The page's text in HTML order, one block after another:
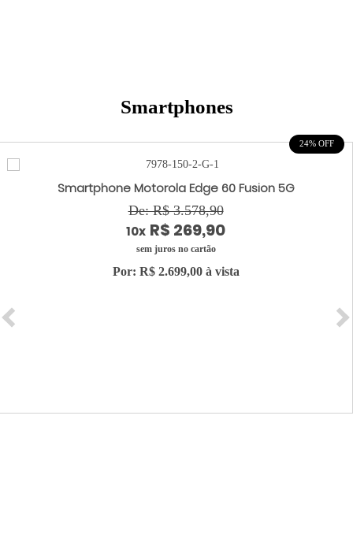
Smartphones
24% OFF
Smartphone Motorola Edge 60 Fusion 5G
De: R$ 3.578,90
10x R$ 269,90
sem juros no cartão
Por: R$ 2.699,00 à vista